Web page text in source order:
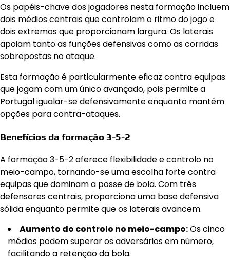
Os papéis-chave dos jogadores nesta formação incluem
dois médios centrais que controlam o ritmo do jogo e
dois extremos que proporcionam largura. Os laterais
apoiam tanto as funções defensivas como as corridas
sobrepostas no ataque.
Esta formação é particularmente eficaz contra equipas
que jogam com um único avançado, pois permite a
Portugal igualar-se defensivamente enquanto mantém
opções para contra-ataques.
Benefícios da formação 3-5-2
A formação 3-5-2 oferece flexibilidade e controlo no
meio-campo, tornando-se uma escolha forte contra
equipas que dominam a posse de bola. Com três
defensores centrais, proporciona uma base defensiva
sólida enquanto permite que os laterais avancem.
Aumento do controlo no meio-campo:Os cinco
médios podem superar os adversários em número,
facilitando a retenção da bola.